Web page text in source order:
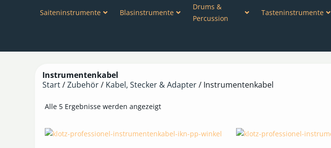
Saiteninstrumente Blasinstrumente
Drums &
Percussion
Tasteninstrumente
Instrumentenkabel
Start/Zubehör/ Kabel, Stecker & Adapter/ Instrumentenkabel
Alle 5 Ergebnisse werden angezeigt